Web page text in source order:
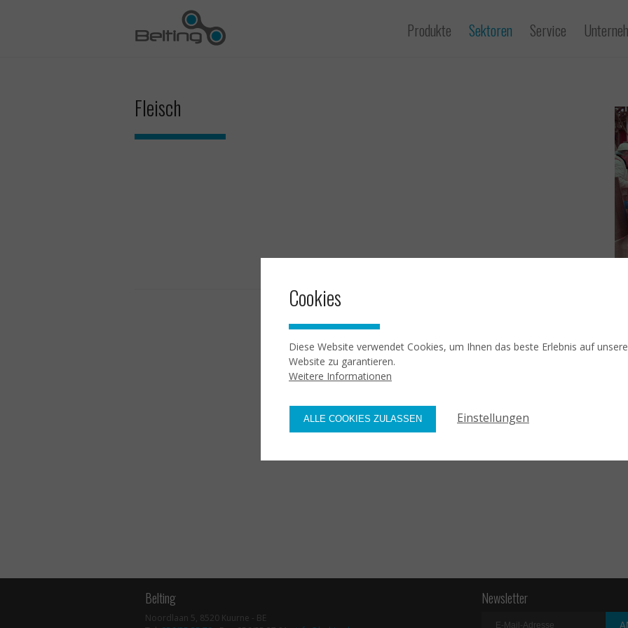
Produkte Sektoren Service
Fleisch
Belting
Noordlaan 5, 8520 Kuurne - BE
Newsletter
Cookies
Diese Website verwendet Cookies, um Ihnen das beste Erlebnis auf
Website zu garantieren.
Weitere Informationen
ALLE COOKIES ZULASSEN Einstellungen